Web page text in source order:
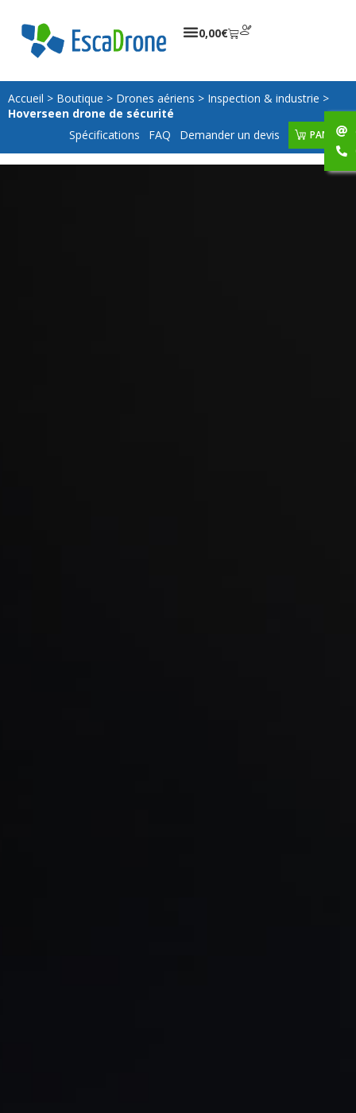
0,00€
Accueil > Boutique > Drones aériens > Inspection & industrie >
Hoverseen drone de sécurité
Spécifications
FAQ Demander un devis PANIER